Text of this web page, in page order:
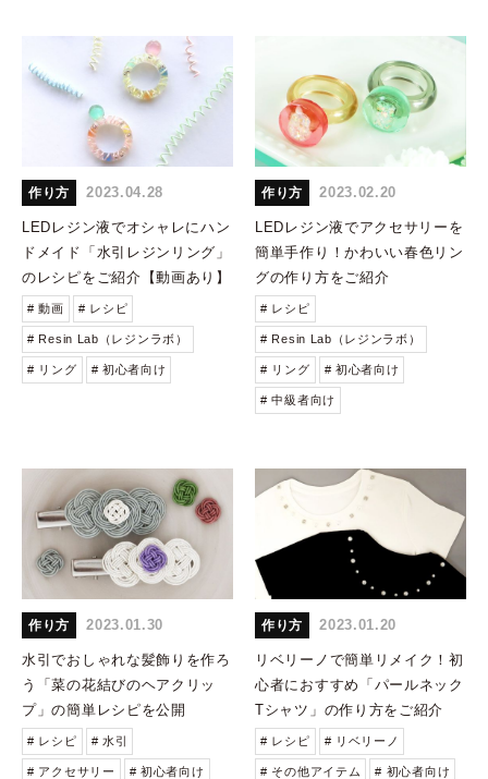
作り方 2023.04.28
LEDレジン液でオシャレにハン
ドメイド「水引レジンリング」
のレシピをご紹介【動画あり】
# 動画 # レシピ
# Resin Lab（レジンラボ）
# リング # 初心者向け
作り方 2023.02.20
LEDレジン液でアクセサリーを
簡単手作り！かわいい春色リン
グの作り方をご紹介
# レシピ
# Resin Lab（レジンラボ）
# リング # 初心者向け
# 中級者向け
作り方 2023.01.30
水引でおしゃれな髪飾りを作ろ
う「菜の花結びのヘアクリッ
プ」の簡単レシピを公開
# レシピ # 水引
# アクセサリー # 初心者向け
作り方 2023.01.20
リベリーノで簡単リメイク！初
心者におすすめ「パールネック
Tシャツ」の作り方をご紹介
# レシピ # リベリーノ
# その他アイテム # 初心者向け